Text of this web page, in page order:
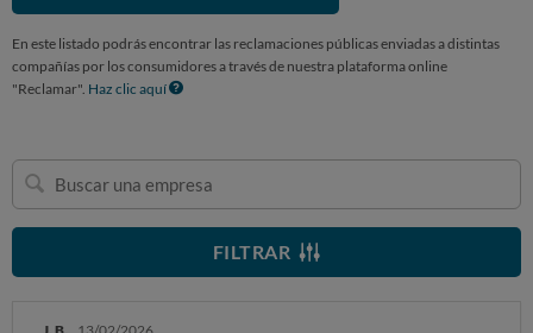
En este listado podrás encontrar las reclamaciones públicas enviadas a distintas
compañías por los consumidores a través de nuestra plataforma online
"Reclamar". Haz clic aquí
Buscar
una
empresa
FILTRAR